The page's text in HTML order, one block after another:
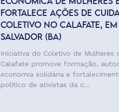
FORTALECE AÇÕES DE
COLETIVO NO CALAFATE, EM
SALVADOR (BA)
Iniciativa do Coletivo de Mulheres
Calafate promove formação,
economia solidária e
político de ativistas da c...